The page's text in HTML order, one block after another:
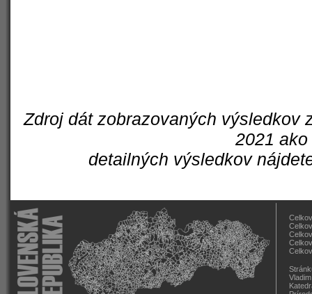
Zdroj dát zobrazovaných výsledkov
2021
detailných výsledkov